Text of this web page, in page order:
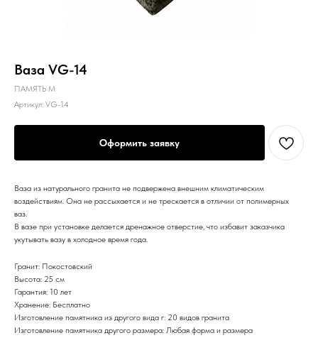
Ваза VG-14
ПАМЯТЬ М
Артикул: VG-14
Оформить заявку
Ваза из натурального гранита не подвержена внешним климатическим
воздействиям. Она не рассыхается и не трескается в отличии от полимерных
ваз.
В вазе при установке делается дренажное отверстие, что избавит заказчика
укутывать вазу в холодное время года.
Гранит: Покостовский
Высота: 25 см
Гарантия: 10 лет
Хранение: Бесплатно
Изготовление памятника из другого вида г: 20 видов гранита
Изготовление памятника другого размера: Любая форма и размера